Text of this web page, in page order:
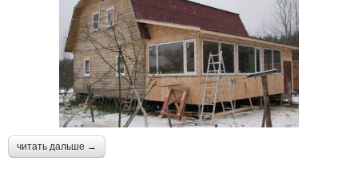
читать дальше →